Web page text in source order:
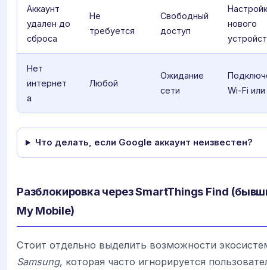
Аккаунт
удален до
сброса
Не
требуется
Свободный
доступ
нового
Нет
интернет
а
Любой
Ожидание
сети
Wi-Fi
Что делать, если Google аккаунт неизвестен?
Разблокировка через SmartThings Find
My Mobile)
Стоит отдельно выделить возможности
Samsung, которая часто игнорируется